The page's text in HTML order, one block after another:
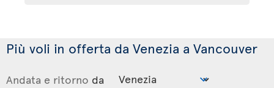
Più voli in offerta da Venezia a Vancouver
Andata e ritorno da